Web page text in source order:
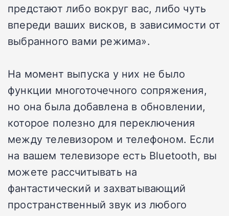
предстают либо вокруг вас, либо чуть
впереди ваших висков, в зависимости от
выбранного вами режима».
На момент выпуска у них не было
функции многоточечного сопряжения,
но она была добавлена в обновлении,
которое полезно для переключения
между телевизором и телефоном. Если
на вашем телевизоре есть Bluetooth, вы
можете рассчитывать на
фантастический и захватывающий
пространственный звук из любого